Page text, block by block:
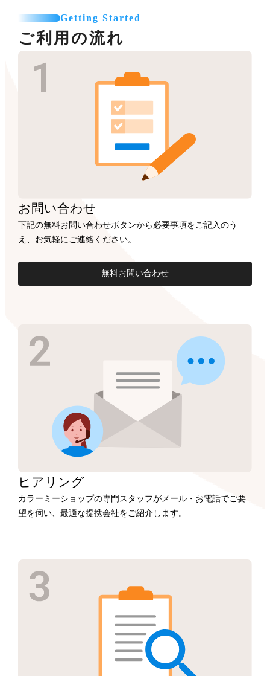
Getting Started
ご利用の流れ
お問い合わせ
下記の無料お問い合わせボタンから必要事項をご記入のう
え、お気軽にご連絡ください。
無料お問い合わせ
ヒアリング
カラーミーショップの専門スタッフがメール・お電話でご要
望を伺い、最適な提携会社をご紹介します。